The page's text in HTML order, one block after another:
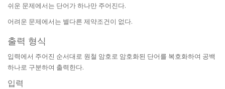
쉬운 문제에서는 단어가 하나만 주어진다.
어려운 문제에서는 별다른 제약조건이 없다.
출력 형식
입력에서 주어진 순서대로 원철 암호로 암호화된 단어를 복호화하여 공백
하나로 구분하여 출력한다.
입력